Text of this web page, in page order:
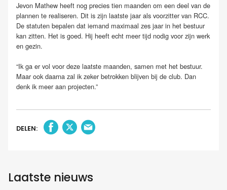
Jevon Mathew heeft nog precies tien maanden om een deel van de
plannen te realiseren. Dit is zijn laatste jaar als voorzitter van RCC.
De statuten bepalen dat iemand maximaal zes jaar in het bestuur
kan zitten. Het is goed. Hij heeft echt meer tijd nodig voor zijn werk
en gezin.
“Ik ga er vol voor deze laatste maanden, samen met het bestuur.
Maar ook daarna zal ik zeker betrokken blijven bij de club. Dan
denk ik meer aan projecten.”
DELEN:
Laatste nieuws